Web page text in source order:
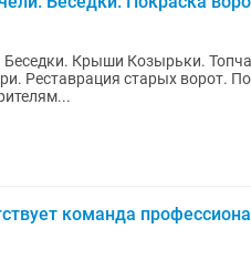
Беседки. Крыши Козырьки.
Реставрация старых ворот.
команда